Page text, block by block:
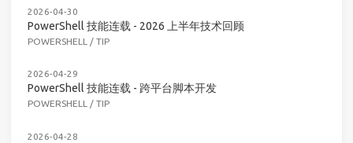
2026-04-30
PowerShell 技能连载 - 2026 上半年技术回顾
POWERSHELL / TIP
2026-04-29
PowerShell 技能连载 - 跨平台脚本开发
POWERSHELL / TIP
2026-04-28